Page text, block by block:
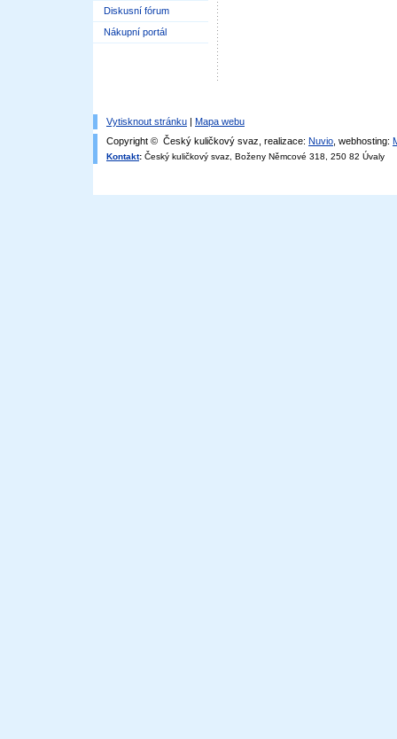
Diskusní fórum
Nákupní portál
Vytisknout stránku | Mapa webu
Copyright © Český kuličkový svaz, realizace: Nuvio , webhosting:
Kontakt: Český kuličkový svaz, Boženy Němcové 318, 250 82 Úvaly